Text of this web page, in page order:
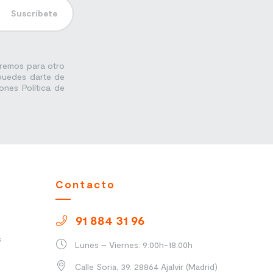
para otro
darte de
Política de
Suscríbete
Contacto
91 884 31 96
Lunes – Viernes: 9:00h-18:00h
Calle Soria, 39. 28864 Ajalvir (Madrid)